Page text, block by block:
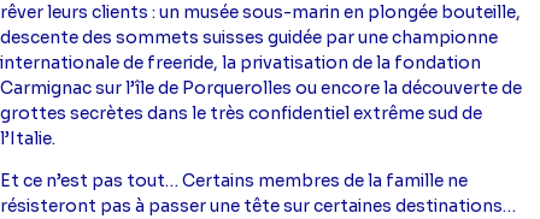
rêver leurs clients : un musée sous-marin en plongée bouteille,
descente des sommets suisses guidée par une championne
internationale de freeride, la privatisation de la fondation
Carmignac sur l’île de Porquerolles ou encore la découverte de
grottes secrètes dans le très confidentiel extrême sud de
l’Italie.
Et ce n’est pas tout… Certains membres de la famille ne
résisteront pas à passer une tête sur certaines destinations…